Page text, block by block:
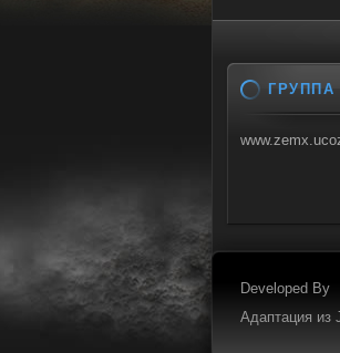
ГРУППА
Developed By
Адаптация из